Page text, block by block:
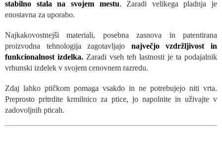
stabilno stala na svojem mestu. Zaradi velikega pladnja je
enostavna za uporabo.
Najkakovostnejši materiali, posebna zasnova in patentirana
proizvodna tehnologija zagotavljajo največjo vzdržljivost in
funkcionalnost izdelka. Zaradi vseh teh lastnosti je ta podajalnik
vrhunski izdelek v svojem cenovnem razredu.
Zdaj lahko ptičkom pomaga vsakdo in ne potrebujejo niti vrta.
Preprosto pritrdite krmilnico za ptice, jo napolnite in uživajte v
zadovoljnih pticah.